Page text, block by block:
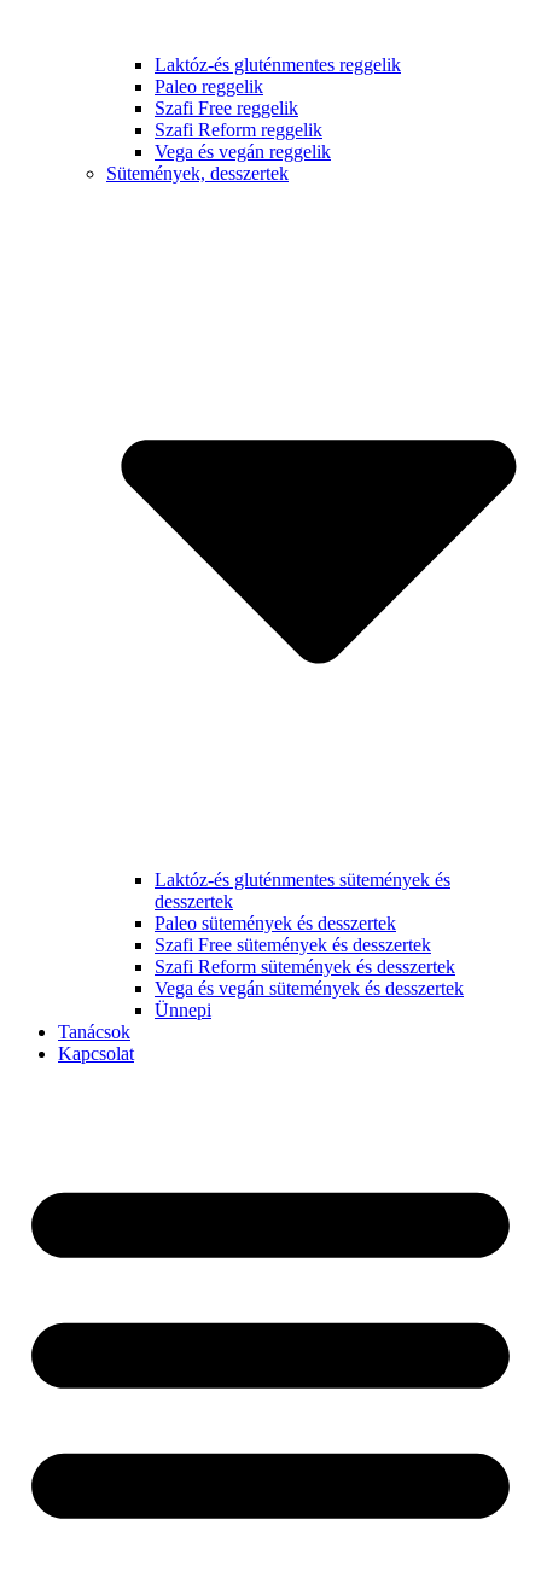
Laktóz-és gluténmentes reggelik
Paleo reggelik
Szafi Free reggelik
Szafi Reform reggelik
Vega és vegán reggelik
Sütemények, desszertek
Laktóz-és gluténmentes sütemények és
desszertek
Paleo sütemények és desszertek
Szafi Free sütemények és desszertek
Szafi Reform sütemények és desszertek
Vega és vegán sütemények és desszertek
Ünnepi
Tanácsok
Kapcsolat